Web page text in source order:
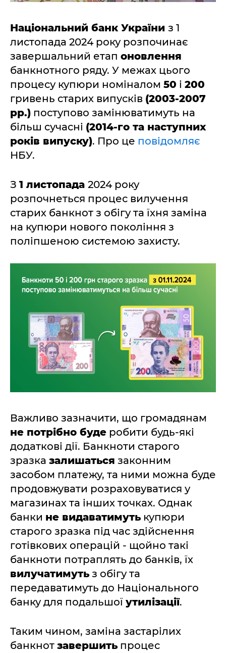
Національний банк України з 1
листопада 2024 року розпочинає
завершальний етап оновлення
банкнотного ряду. У межах цього
процесу купюри номіналом 50 і 200
гривень старих випусків (2003-2007
рр.) поступово замінюватимуть на
більш сучасні (2014-го та наступних
років випуску). Про це повідомляє
НБУ.
З 1 листопада 2024 року
розпочнеться процес вилучення
старих банкнот з обігу та їхня заміна
на купюри нового покоління з
поліпшеною системою захисту.
Важливо зазначити, що громадянам
не потрібно буде робити будь-які
додаткові дії. Банкноти старого
зразка залишаться законним
засобом платежу, та ними можна буде
продовжувати розраховуватися у
магазинах та інших точках. Однак
банки не видаватимуть купюри
старого зразка під час здійснення
готівкових операцій - щойно такі
банкноти потраплять до банків, їх
вилучатимуть з обігу та
передаватимуть до Національного
банку для подальшої утилізації.
Таким чином, заміна застарілих
банкнот завершить процес